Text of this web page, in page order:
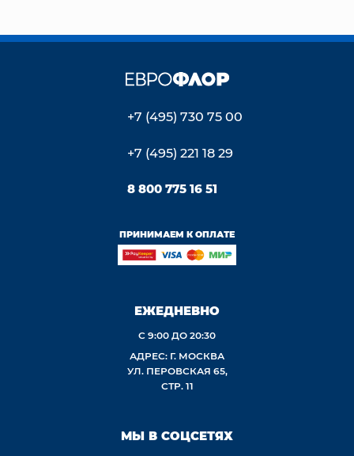
+7 (495) 730 75 00
+7 (495) 221 18 29
8 800 775 16 51
ПРИНИМАЕМ К ОПЛАТЕ
ЕЖЕДНЕВНО
С 9:00 ДО 20:30
АДРЕС: Г. МОСКВА
УЛ. ПЕРОВСКАЯ 65,
СТР. 11
МЫ В СОЦСЕТЯХ